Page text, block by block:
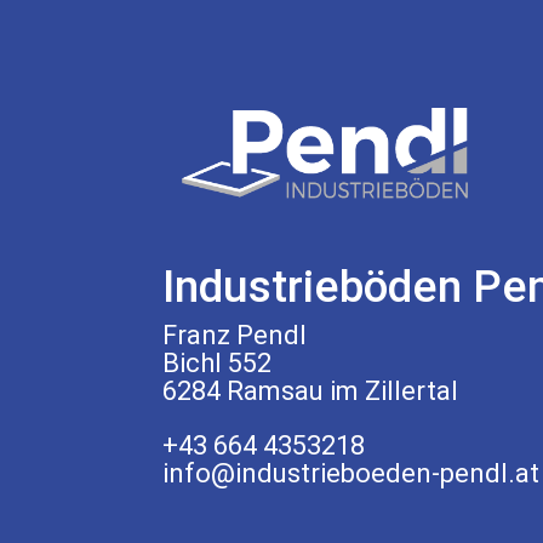
Industrieböden
Franz Pendl
Bichl 552
6284 Ramsau im Zillertal
+43 664 4353218
info@industrieboeden-pendl.at